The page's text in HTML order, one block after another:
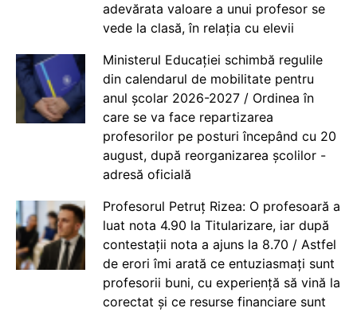
adevărata valoare a unui profesor se
vede la clasă, în relația cu elevii
Ministerul Educației schimbă regulile
din calendarul de mobilitate pentru
anul școlar 2026-2027 / Ordinea în
care se va face repartizarea
profesorilor pe posturi începând cu 20
august, după reorganizarea școlilor -
adresă oficială
Profesorul Petruț Rizea: O profesoară a
luat nota 4.90 la Titularizare, iar după
contestații nota a ajuns la 8.70 / Astfel
de erori îmi arată ce entuziasmați sunt
profesorii buni, cu experiență să vină la
corectat și ce resurse financiare sunt